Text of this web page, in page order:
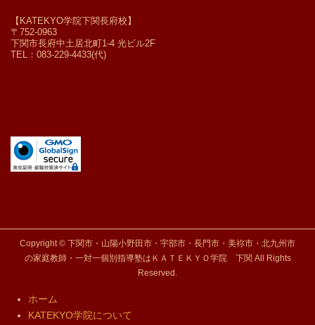
【KATEKYO学院下関長府校】
〒752-0963
下関市長府中土居北町1-4 光ビル2F
TEL：083-229-4433(代)
Copyright © 下関市・山陽小野田市・宇部市・長門市・美祢市・北九州市
の家庭教師・一対一個別指導塾はＫＡＴＥＫＹＯ学院 下関 All Rights
Reserved.
ホーム
KATEKYO学院について